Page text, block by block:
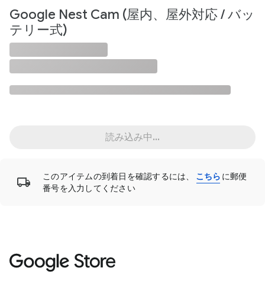
Google Nest Cam (屋内、屋外対応 / バッ
テリー式)
読み込み中...
このアイテムの到着日を確認するには、 こちら に郵便
番号を入力してください